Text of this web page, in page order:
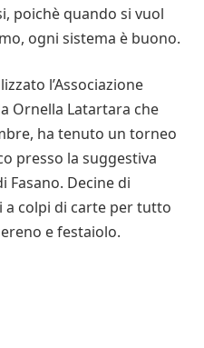
poichè quando si vuol
ogni sistema è buono.
l’Associazione
Ornella Latartara che
ha tenuto un torneo
presso la suggestiva
Fasano. Decine di
colpi di carte per tutto
e festaiolo.